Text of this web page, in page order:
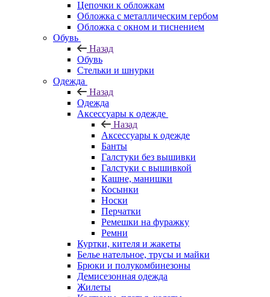
Цепочки к обложкам
Обложка с металлическим гербом
Обложка с окном и тиснением
Обувь
Назад
Обувь
Стельки и шнурки
Одежда
Назад
Одежда
Аксессуары к одежде
Назад
Аксессуары к одежде
Банты
Галстуки без вышивки
Галстуки с вышивкой
Кашне, манишки
Косынки
Носки
Перчатки
Ремешки на фуражку
Ремни
Куртки, кителя и жакеты
Белье нательное, трусы и майки
Брюки и полукомбинезоны
Демисезонная одежда
Жилеты